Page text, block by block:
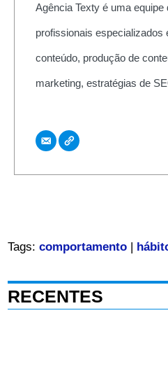
Agência Texty é uma equipe
profissionais especializados
conteúdo, produção de
marketing, estratégias de
Tags: comportamento|
RECENTES